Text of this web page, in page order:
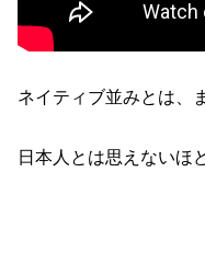
ネイティブ並みとは、
日本人とは思えないほ